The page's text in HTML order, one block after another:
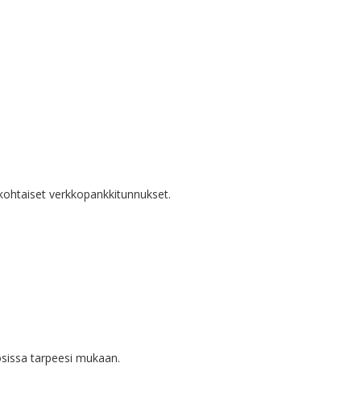
verkkopankkitunnukset.
tarpeesi mukaan.